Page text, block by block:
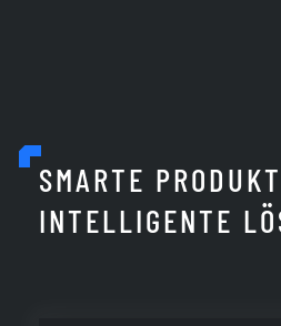
SMARTE
INTELLIGENTE